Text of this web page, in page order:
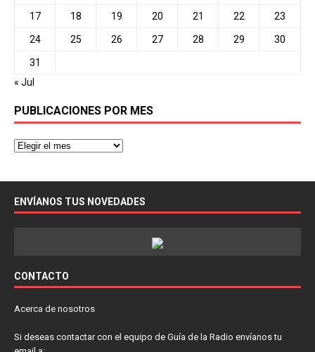
17 18 19 20 21 22 23
24 25 26 27 28 29 30
31
« Jul
PUBLICACIONES POR MES
ENVÍANOS TUS NOVEDADES
CONTACTO
Acerca de nosotros
Si deseas contactar con el equipo de Guía de la Radio envíanos tu